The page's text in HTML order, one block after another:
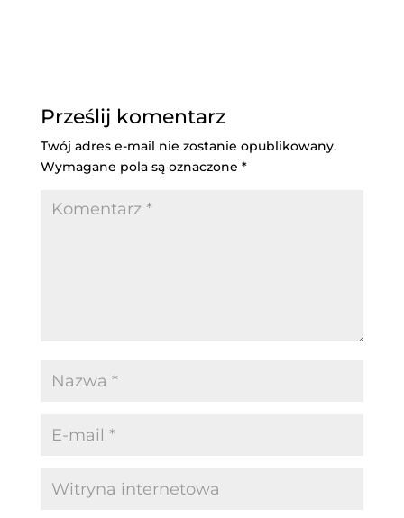
Prześlij komentarz
Twój adres e-mail nie zostanie opublikowany.
Wymagane pola są oznaczone *